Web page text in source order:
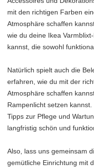
mit den richtigen Farben
Atmosphäre schaffen
wie du deine Ikea
kannst, die sowohl
Natürlich spielt auch die
erfahren, wie du mit der
Atmosphäre schaffen
Rampenlicht setzen
Tipps zur Pflege und
langfristig schön und
Also, lass uns gemeinsam
gemütliche Einrichtung mit